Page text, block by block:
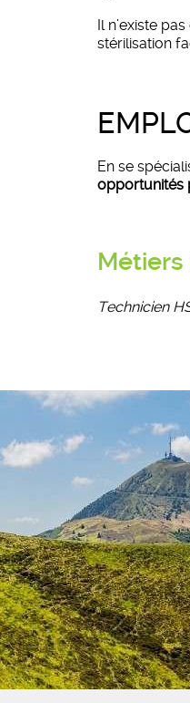
Il n’existe
stérilisation
En se
opportunités
Métiers
Technicien